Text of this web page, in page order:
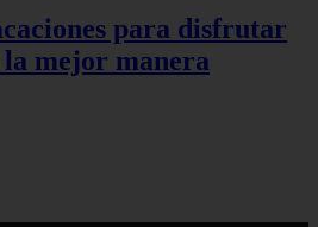
para disfrutar
la mejor manera